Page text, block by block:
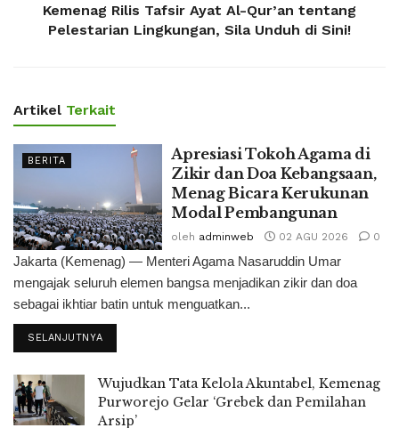
Kemenag Rilis Tafsir Ayat Al-Qur’an tentang
Pelestarian Lingkungan, Sila Unduh di Sini!
Artikel Terkait
BERITA
Apresiasi Tokoh Agama di
Zikir dan Doa Kebangsaan,
Menag Bicara Kerukunan
Modal Pembangunan
oleh adminweb 02 AGU 2026 0
Jakarta (Kemenag) — Menteri Agama Nasaruddin Umar
mengajak seluruh elemen bangsa menjadikan zikir dan doa
sebagai ikhtiar batin untuk menguatkan...
SELANJUTNYA
Wujudkan Tata Kelola Akuntabel, Kemenag
Purworejo Gelar ‘Grebek dan Pemilahan
Arsip’